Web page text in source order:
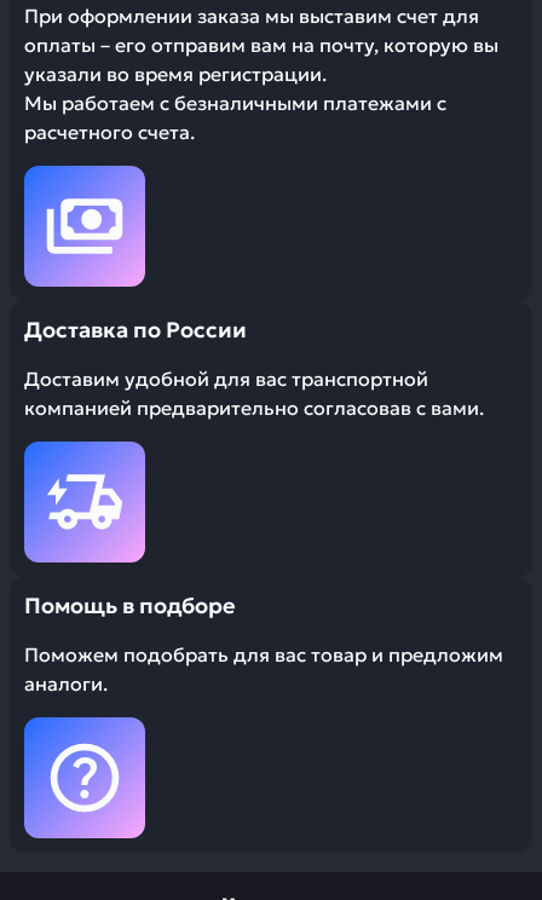
При оформлении заказа мы выставим счет для
оплаты – его отправим вам на почту, которую вы
указали во время регистрации.
Мы работаем с безналичными платежами с
расчетного счета.
Доставка по России
Доставим удобной для вас транспортной
компанией предварительно согласовав с вами.
Помощь в подборе
Поможем подобрать для вас товар и предложим
аналоги.